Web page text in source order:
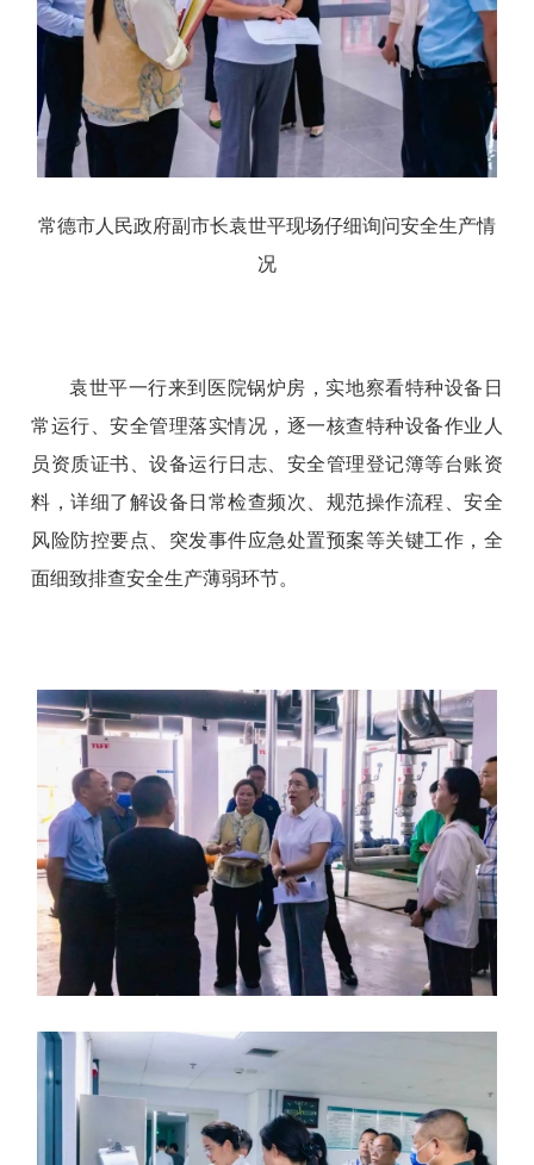
常德市人民政府副市长袁世平现场仔细询问安全生产情
况
袁世平一行来到医院锅炉房，实地察看特种设备日
常运行、安全管理落实情况，逐一核查特种设备作业人
员资质证书、设备运行日志、安全管理登记簿等台账资
料，详细了解设备日常检查频次、规范操作流程、安全
风险防控要点、突发事件应急处置预案等关键工作，全
面细致排查安全生产薄弱环节。